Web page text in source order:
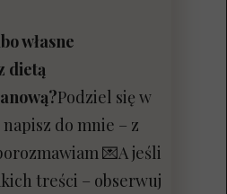
własne
dietą
Podziel się w
do mnie – z
💌A jeśli
treści – obserwuj